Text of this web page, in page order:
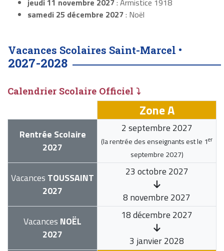
jeudi 11 novembre 2027: Armistice 1918
samedi 25 décembre 2027: Noël
Vacances Scolaires Saint-Marcel •
2027-2028
Calendrier Scolaire Officiel ⤵
Zone A
Rentrée Scolaire
2027
2 septembre 2027
(la rentrée des enseignants est le 1er
septembre 2027)
Vacances TOUSSAINT
2027
23 octobre 2027
8 novembre 2027
Vacances NOËL
2027
18 décembre 2027
3 janvier 2028